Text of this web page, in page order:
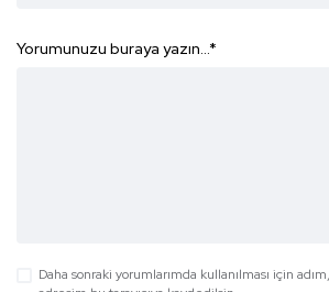
Yorumunuzu buraya yazın...*
Daha sonraki yorumlarımda kullanılması için